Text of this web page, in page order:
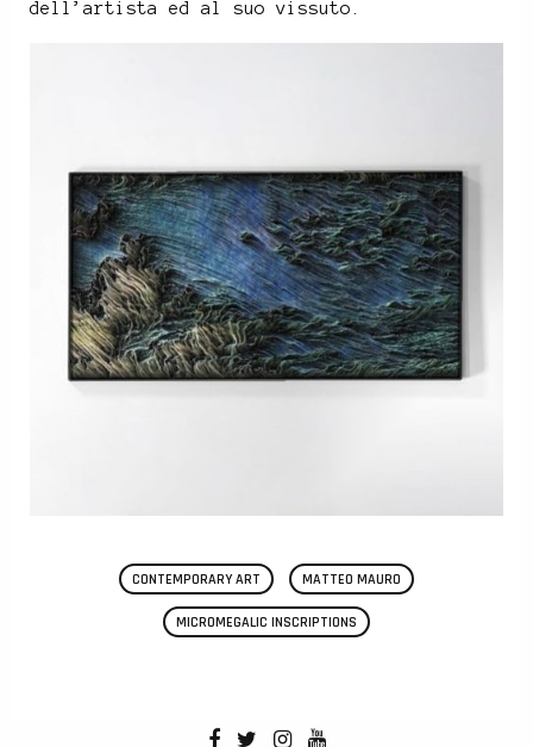
dell’artista ed al suo vissuto.
CONTEMPORARY ART MATTEO MAURO
MICROMEGALIC INSCRIPTIONS